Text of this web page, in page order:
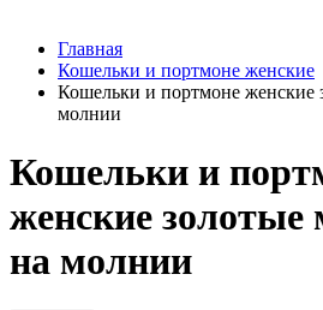
Главная
Кошельки и портмоне женские
Кошельки и портмоне женские
молнии
Кошельки и
женские золотые
на молнии